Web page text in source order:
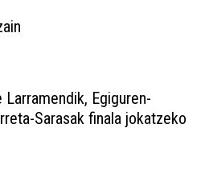
Egiguren-
Sarasak finala jokatzeko